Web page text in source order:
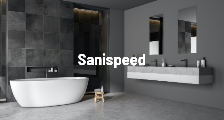
Sanispeed